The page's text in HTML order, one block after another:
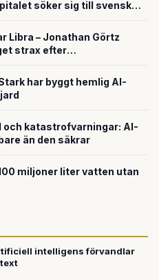
söker sig till svensk
Libra – Jonathan Görtz
strax efter
har byggt hemlig AI-
och katastrofvarningar: AI-
än den säkrar
miljoner liter vatten utan
intelligens förvandlar